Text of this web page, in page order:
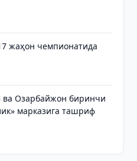
жаҳон чемпионатида
ва Озарбайжон биринчи
марказига ташриф